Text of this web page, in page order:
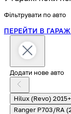
Фільтрувати по авто
ПЕРЕЙТИ В ГАРАЖ
Додати нове авто
Hilux (Revo) 2015+
Ranger P703/RA